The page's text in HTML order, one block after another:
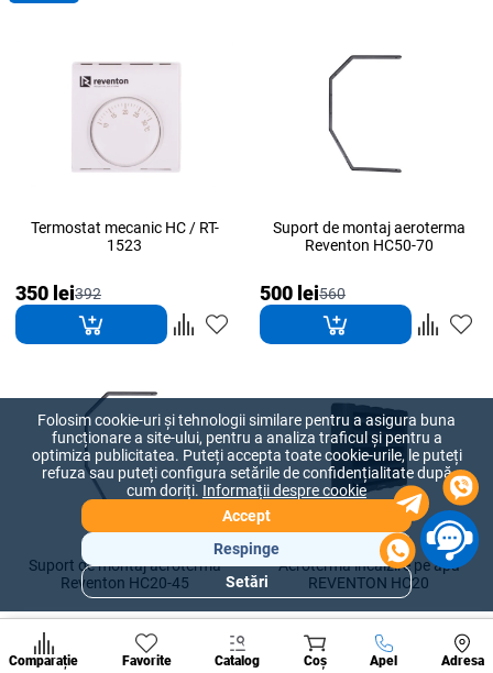
Termostat mecanic HC / RT-
1523
350 lei392
Suport de montaj aeroterma
Reventon HC50-70
500 lei560
Suport de montaj aeroterma
Reventon HC20-45
500 lei
Aeroterma incalzire pe apa
REVENTON HC20
6 350 lei
Comparație Favorite Catalog Coș Apel Adresa
A suna
Secțiuni
populare
de
Folosim cookie-uri și tehnologii similare pentru a asigura buna
funcționare a site-ului, pentru a analiza traficul și pentru a
optimiza publicitatea. Puteți accepta toate cookie-urile, le puteți
refuza sau puteți configura setările de confidențialitate după
cum doriți. Informații despre cookie
Accept
Respinge
Setări